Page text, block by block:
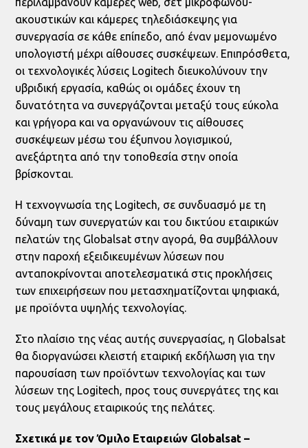
ακουστικών και κάμερες τηλεδιάσκεψης για
συνεργασία σε κάθε επίπεδο, από έναν μεμονωμένο
υπολογιστή μέχρι αίθουσες συσκέψεων. Επιπρόσθετα,
οι τεχνολογικές λύσεις Logitech διευκολύνουν την
υβριδική εργασία, καθώς οι ομάδες έχουν τη
δυνατότητα να συνεργάζονται μεταξύ τους εύκολα
και γρήγορα και να οργανώνουν τις αίθουσες
συσκέψεων μέσω του έξυπνου λογισμικού,
ανεξάρτητα από την τοποθεσία στην οποία
βρίσκονται.
Η τεχνογνωσία της Logitech, σε συνδυασμό με τη
δύναμη των συνεργατών και του δικτύου εταιρικών
πελατών της Globalsat στην αγορά, θα συμβάλλουν
στην παροχή εξειδικευμένων λύσεων που
ανταποκρίνονται αποτελεσματικά στις προκλήσεις
των επιχειρήσεων που μετασχηματίζονται ψηφιακά,
με προϊόντα υψηλής τεχνολογίας.
Στο πλαίσιο της νέας αυτής συνεργασίας, η Globalsat
θα διοργανώσει κλειστή εταιρική εκδήλωση για την
παρουσίαση των προϊόντων τεχνολογίας και των
λύσεων της Logitech, προς τους συνεργάτες της και
τους μεγάλους εταιρικούς της πελάτες.
Σχετικά με τον Όμιλο Εταιρειών Globalsat –